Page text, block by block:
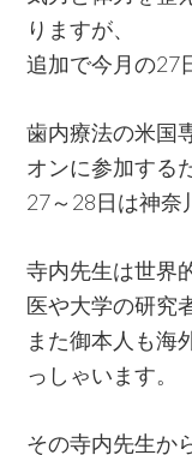
りますが、
追加で今月の27
歯内療法の米国
オンに参加する
27～28日は神奈
寺内先生は世界
医や大学の研究
また御本人も海
っしゃいます。
その寺内先生か